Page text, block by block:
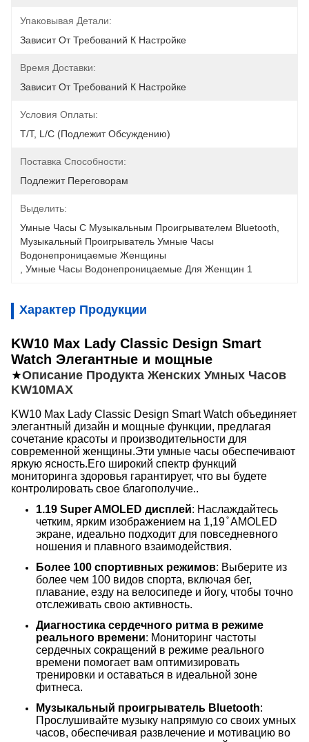
Упаковывая Детали:
Зависит От Требований К Настройке
Время Доставки:
Зависит От Требований К Настройке
Условия Оплаты:
T/T, L/C (подлежит Обсуждению)
Поставка Способности:
Подлежит Переговорам
Выделить:
Умные Часы С Музыкальным Проигрывателем Bluetooth
Музыкальный Проигрыватель Умные Часы
Водонепроницаемые Женщины
Умные Часы Водонепроницаемые Для Женщин 1
Характер Продукции
KW10 Max Lady Classic Design Smart
Watch Элегантные и мощные
★Описание Продукта Женских Умных Часов
KW10MAX
KW10 Max Lady Classic Design Smart Watch объединяет
элегантный дизайн и мощные функции, предлагая
сочетание красоты и производительности для
современной женщины.Эти умные часы обеспечивают
яркую ясность.Его широкий спектр функций
мониторинга здоровья гарантирует, что вы будете
контролировать свое благополучие..
1.19 Super AMOLED дисплей: Наслаждайтесь
четким, ярким изображением на 1,19 ̊ AMOLED
экране, идеально подходит для повседневного
ношения и плавного взаимодействия.
Более 100 спортивных режимов: Выберите из
более чем 100 видов спорта, включая бег,
плавание, езду на велосипеде и йогу, чтобы точно
отслеживать свою активность.
Диагностика сердечного ритма в режиме
реального времени: Мониторинг частоты
сердечных сокращений в режиме реального
времени помогает вам оптимизировать
тренировки и оставаться в идеальной зоне
фитнеса.
Музыкальный проигрыватель Bluetooth:
Прослушивайте музыку напрямую со своих умных
часов, обеспечивая развлечение и мотивацию во